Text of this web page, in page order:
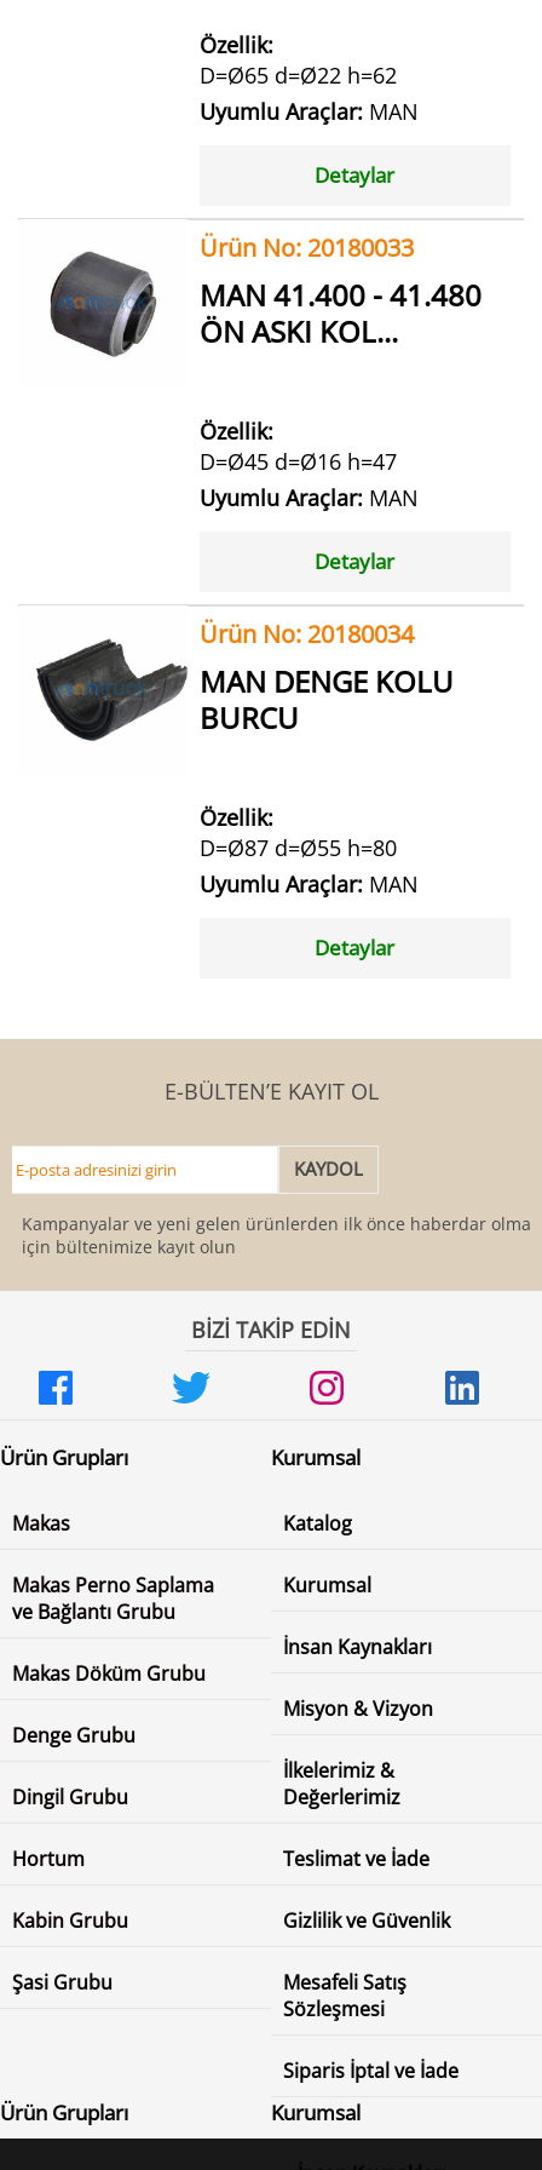
Özellik:
D=Ø65 d=Ø22 h=62
Uyumlu Araçlar: MAN
Detaylar
Ürün No: 20180033
MAN 41.400 - 41.480
ÖN ASKI KOL...
Özellik:
D=Ø45 d=Ø16 h=47
Uyumlu Araçlar: MAN
Detaylar
Ürün No: 20180034
MAN DENGE KOLU
BURCU
Özellik:
D=Ø87 d=Ø55 h=80
Uyumlu Araçlar: MAN
Detaylar
E-BÜLTEN’E KAYIT OL
Kampanyalar ve yeni gelen ürünlerden ilk önce haberdar olmak
için bültenimize kayıt olun
BİZİ TAKİP EDİN
Ürün Grupları
Makas
Makas Perno Saplama
ve Bağlantı Grubu
Makas Döküm Grubu
Denge Grubu
Dingil Grubu
Hortum
Kabin Grubu
Şasi Grubu
Kurumsal
Katalog
Kurumsal
İnsan Kaynakları
Misyon & Vizyon
İlkelerimiz &
Değerlerimiz
Teslimat ve İade
Gizlilik ve Güvenlik
Mesafeli Satış
Sözleşmesi
Siparis İptal ve İade
Ürün Grupları Kurumsal